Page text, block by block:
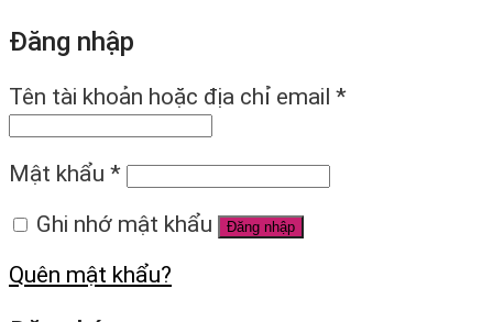
Đăng nhập
Tên tài khoản hoặc địa chỉ email *
Mật khẩu *
Ghi nhớ mật khẩu
Đăng nhập
Quên mật khẩu?